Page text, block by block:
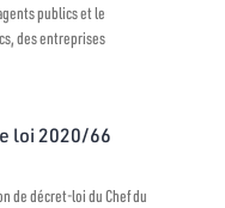
publics et le
des entreprises
loi 2020/66
de décret-loi du Chef du